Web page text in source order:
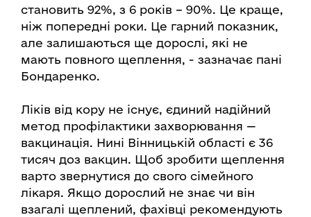
становить 92%, з 6 років – 90%. Це краще,
ніж попередні роки. Це гарний показник,
але залишаються ще дорослі, які не
мають повного щеплення, - зазначає пані
Бондаренко.
Ліків від кору не існує, єдиний надійний
метод профілактики захворювання —
вакцинація. Нині Вінницькій області є 36
тисяч доз вакцин. Щоб зробити щеплення
варто звернутися до свого сімейного
лікаря. Якщо дорослий не знає чи він
взагалі щеплений, фахівці рекомендують